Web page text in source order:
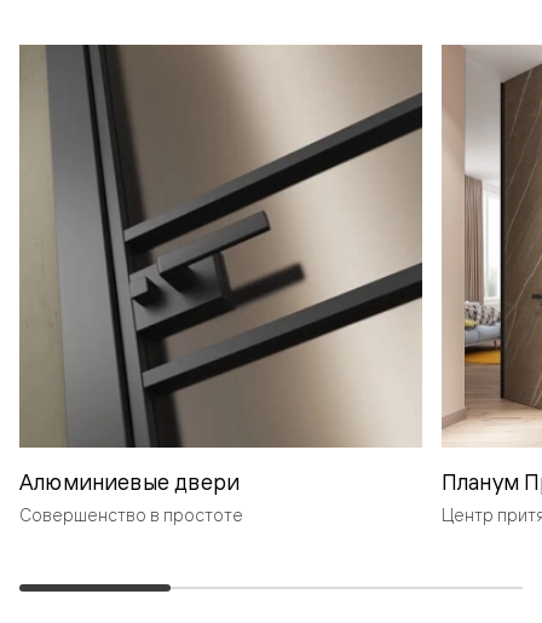
Алюминиевые двери
Совершенство в простоте
Планум
Центр